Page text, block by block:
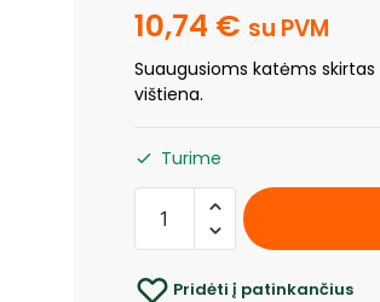
10,74 € su PVM
Suaugusioms katėms
vištiena.
Turime
Pridėti į patinkančius